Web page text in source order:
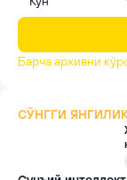
Барча архивни
СЎНГГИ